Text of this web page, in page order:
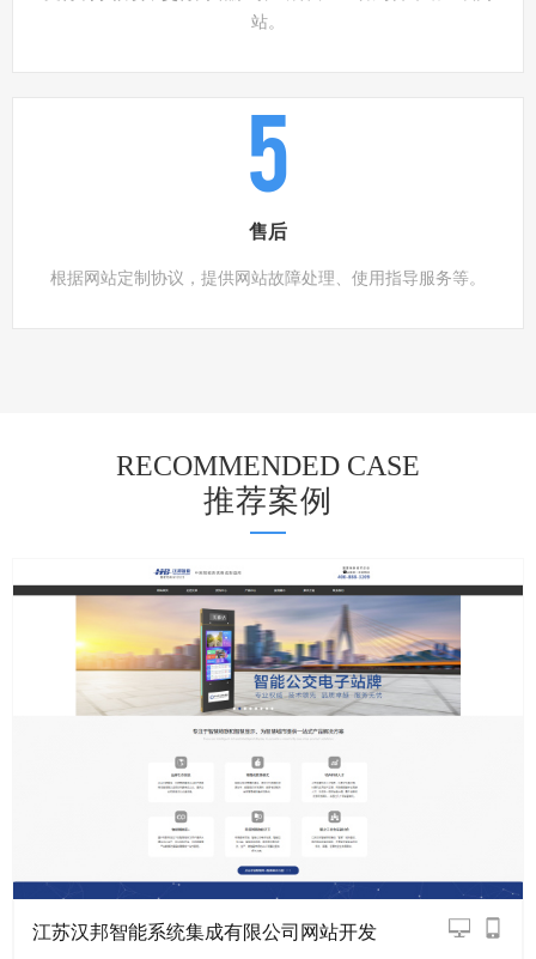
站。
5
售后
根据网站定制协议，提供网站故障处理、使用指导服务等。
RECOMMENDED CASE
推荐案例
江苏汉邦智能系统集成有限公司网站开发